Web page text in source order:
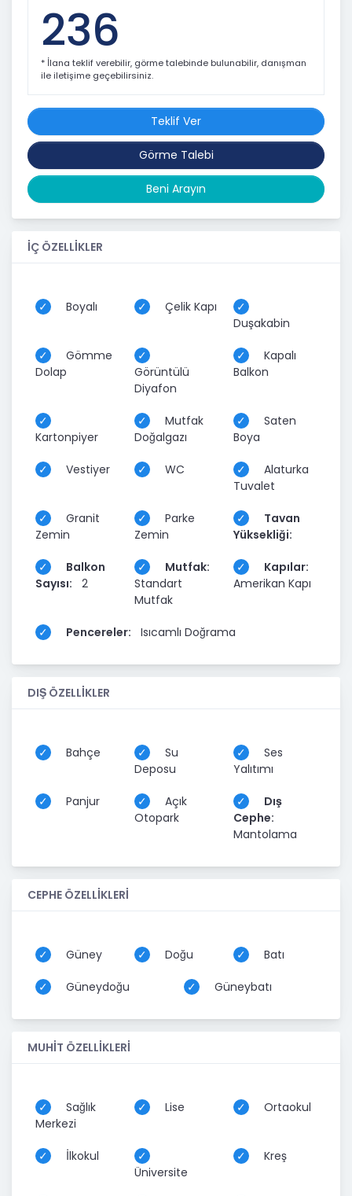
236
* İlana teklif verebilir, görme talebinde bulunabilir, danışman
ile iletişime geçebilirsiniz.
Teklif Ver
Görme Talebi
Beni Arayın
İÇ ÖZELLİKLER
Boyalı
Çelik Kapı
Duşakabin
Gömme
Dolap
Görüntülü
Diyafon
Kapalı
Balkon
Kartonpiyer
Mutfak
Doğalgazı
Saten
Boya
Vestiyer WC
Alaturka
Tuvalet
Granit
Zemin
Parke
Zemin
Tavan
Yüksekliği:
Balkon
Sayısı:
2
Mutfak:
Standart
Mutfak
Kapılar:
Amerikan Kapı
Pencereler: Isıcamlı Doğrama
DIŞ ÖZELLİKLER
Bahçe
Su
Deposu
Ses
Yalıtımı
Panjur
Açık
Otopark
Dış
Cephe:
Mantolama
CEPHE ÖZELLİKLERİ
Güney Doğu Batı
Güneydoğu Güneybatı
MUHİT ÖZELLİKLERİ
Sağlık
Merkezi
Lise Ortaokul
İlkokul
Üniversite
Kreş